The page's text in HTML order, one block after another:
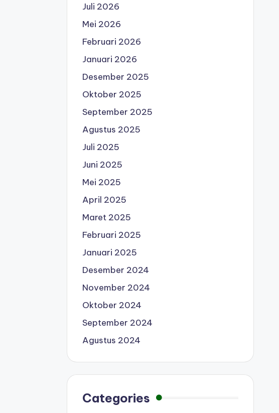
Juli 2026
Mei 2026
Februari 2026
Januari 2026
Desember 2025
Oktober 2025
September 2025
Agustus 2025
Juli 2025
Juni 2025
Mei 2025
April 2025
Maret 2025
Februari 2025
Januari 2025
Desember 2024
November 2024
Oktober 2024
September 2024
Agustus 2024
Categories